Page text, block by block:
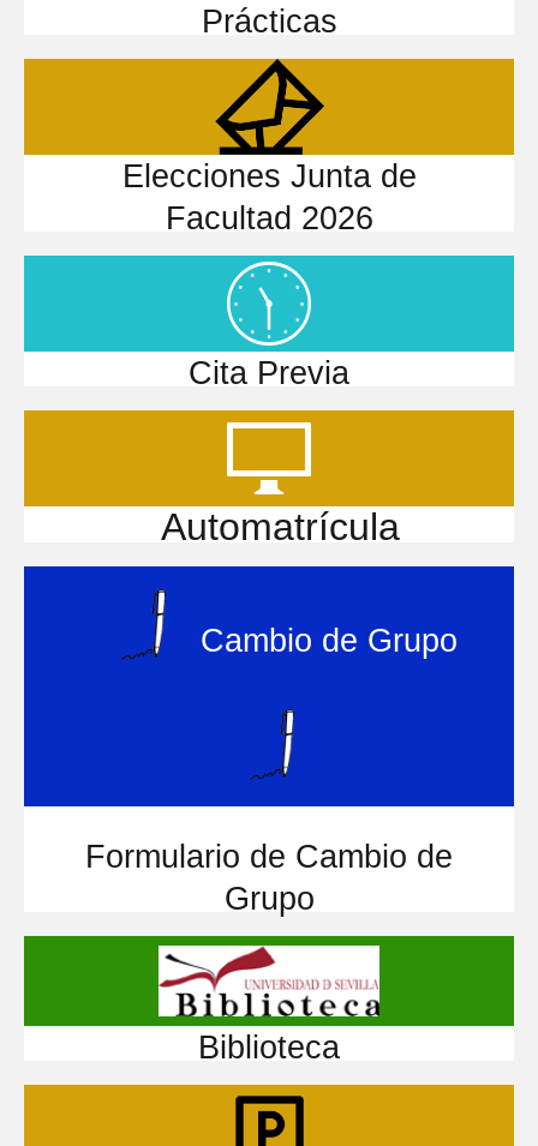
Prácticas
Elecciones Junta de
Facultad 2026
Cita Previa
Automatrícula
Cambio de Grupo
Formulario de Cambio de
Grupo
Biblioteca